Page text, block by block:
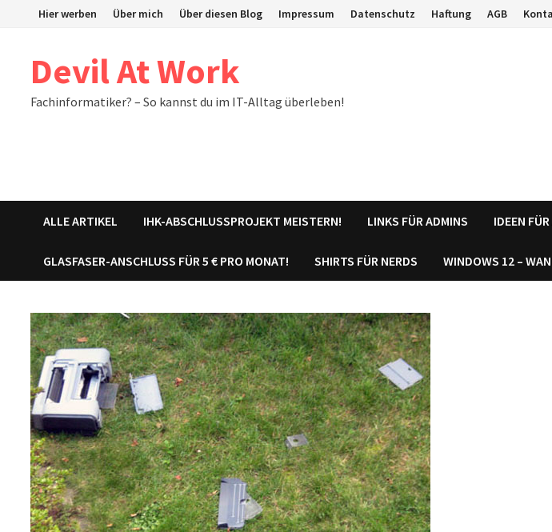
Hier werben Über mich Über diesen Blog Impressum Datenschutz Haftung AGB
Devil At Work
Fachinformatiker? – So kannst du im IT-Alltag überleben!
ALLE ARTIKEL IHK-ABSCHLUSSPROJEKT MEISTERN! LINKS FÜR ADMINS IDEEN
GLASFASER-ANSCHLUSS FÜR 5 € PRO MONAT! SHIRTS FÜR NERDS WINDOWS 12 –